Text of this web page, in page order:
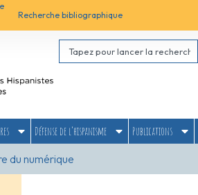
Recherche bibliographique
Défense de l’hispanisme Publications
du numérique